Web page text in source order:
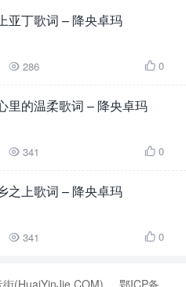
亚丁歌词 – 降央卓玛
 286  0
里的温柔歌词 – 降央卓玛
 341  0
之上歌词 – 降央卓玛
 341  0
(HuaiYinJie.COM)
鄂ICP备